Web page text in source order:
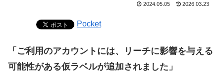
2024.05.05 2026.03.23
Pocket
「ご利用のアカウントには、リーチに影響を与える
可能性がある仮ラベルが追加されました」